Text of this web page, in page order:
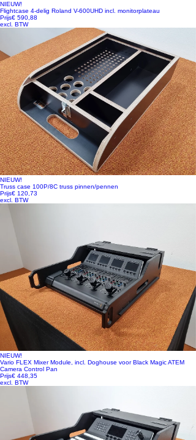
NIEUW!
Flightcase 4-delig Roland V-600UHD incl. monitorplateau
Prijs€ 590,88
excl. BTW
NIEUW!
Truss case 100P/8C truss pinnen/pennen
Prijs€ 120,73
excl. BTW
NIEUW!
Vario FLEX Mixer Module, incl. Doghouse voor Black Magic ATEM
Camera Control Pan
Prijs€ 448,35
excl. BTW